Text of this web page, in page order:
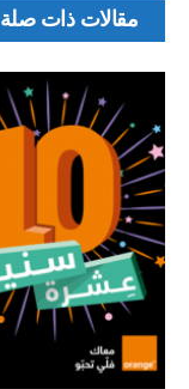
مقالات ذات صلة